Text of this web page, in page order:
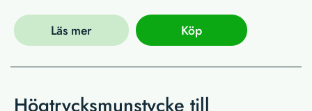
Läs mer Köp
Högtrycksmunstycke till